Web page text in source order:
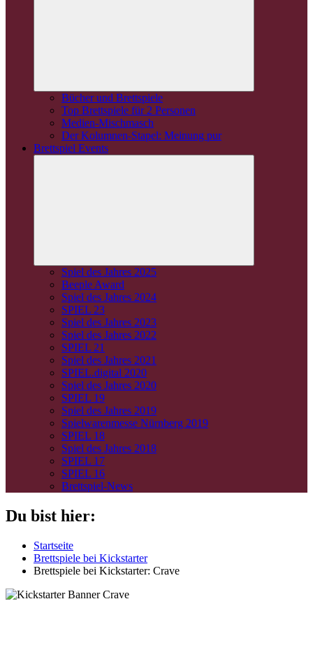
Bücher und Brettspiele
Top Brettspiele für 2 Personen
Medien-Mischmasch
Der Kolumnen-Stapel: Meinung pur
Brettspiel Events
Spiel des Jahres 2025
Beeple Award
Spiel des Jahres 2024
SPIEL 23
Spiel des Jahres 2023
Spiel des Jahres 2022
SPIEL 21
Spiel des Jahres 2021
SPIEL.digital 2020
Spiel des Jahres 2020
SPIEL 19
Spiel des Jahres 2019
Spielwarenmesse Nürnberg 2019
SPIEL 18
Spiel des Jahres 2018
SPIEL 17
SPIEL 16
Brettspiel-News
Du bist hier:
Startseite
Brettspiele bei Kickstarter
Brettspiele bei Kickstarter: Crave